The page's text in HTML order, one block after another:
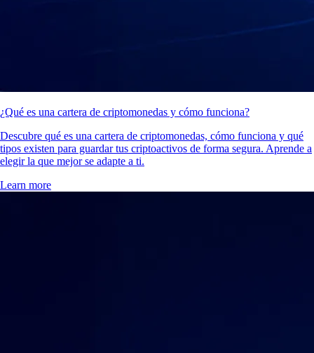
¿Qué es una cartera de criptomonedas y cómo funciona?
Descubre qué es una cartera de criptomonedas, cómo funciona y qué
tipos existen para guardar tus criptoactivos de forma segura. Aprende a
elegir la que mejor se adapte a ti.
Learn more